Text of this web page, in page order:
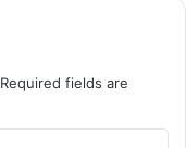
Required fields are